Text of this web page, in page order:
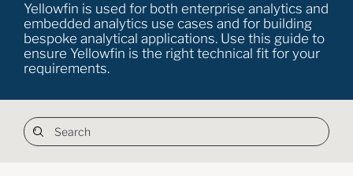
Yellowfin is used for both enterprise analytics and
embedded analytics use cases and for building
bespoke analytical applications. Use this guide to
ensure Yellowfin is the right technical fit for your
requirements.